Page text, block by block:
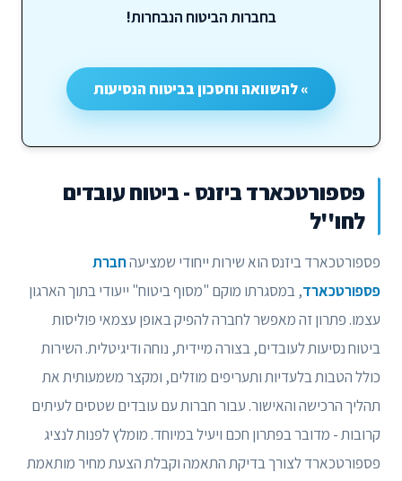
בחברות הביטוח הנבחרות!
» להשוואה וחסכון בביטוח הנסיעות
פספורטכארד ביזנס - ביטוח עובדים
לחו''ל
פספורטכארד ביזנס הוא שירות ייחודי שמציעהחברת
פספורטכארד, במסגרתו מוקם "מסוף ביטוח" ייעודי בתוך הארגון
עצמו. פתרון זה מאפשר לחברה להפיק באופן עצמאי פוליסות
ביטוח נסיעות לעובדים, בצורה מיידית, נוחה ודיגיטלית. השירות
כולל הטבות בלעדיות ותעריפים מוזלים, ומקצר משמעותית את
תהליך הרכישה והאישור. עבור חברות עם עובדים שטסים לעיתים
קרובות - מדובר בפתרון חכם ויעיל במיוחד. מומלץ לפנות לנציג
פספורטכארד לצורך בדיקת התאמה וקבלת הצעת מחיר מותאמת